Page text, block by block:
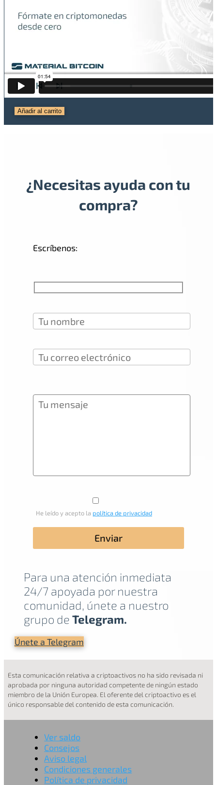
Curso
Añadir al carrito
¿Necesitas ayuda con tu
compra?
Escríbenos:
He leído y acepto la política de privacidad
Para una atención inmediata
24/7 apoyada por nuestra
comunidad, únete a nuestro
grupo de Telegram.
Únete a Telegram
Esta comunicación relativa a criptoactivos no ha sido revisada ni
aprobada por ninguna autoridad competente de ningún estado
miembro de la Unión Europea. El oferente del criptoactivo es el
único responsable del contenido de esta comunicación.
Ver saldo
Consejos
Aviso legal
Condiciones generales
Política de privacidad